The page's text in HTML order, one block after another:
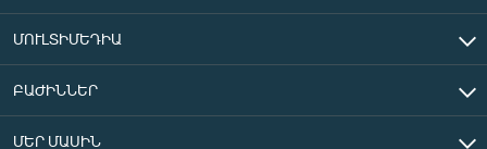
ՄՈՒԼՏԻՄԵԴԻԱ
ԲԱԺԻՆՆԵՐ
ՄԵՐ ՄԱՍԻՆ